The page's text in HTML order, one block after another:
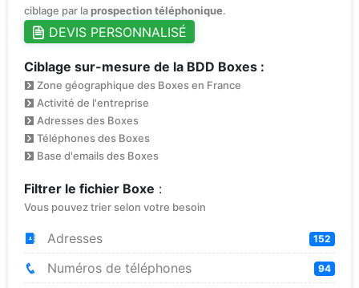
ciblage par laprospection téléphonique.
DEVIS PERSONNALISÉ
Ciblage sur-mesure de la BDD Boxes :
Zone géographique des Boxes en France
Activité de l'entreprise
Adresses des Boxes
Téléphones des Boxes
Base d'emails des Boxes
Filtrer le fichier Boxe :
Vous pouvez trier selon votre besoin
Adresses 152
Numéros de téléphones 94